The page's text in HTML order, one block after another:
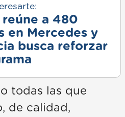
reúne a 480
en Mercedes y
busca reforzar
todas las que
de calidad,